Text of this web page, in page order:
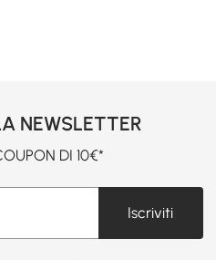
NEWSLETTER
DI 10€*
Iscriviti